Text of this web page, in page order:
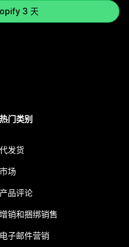
3 天
热门类别
代发货
市场
产品评论
增销和捆绑销售
电子邮件营销